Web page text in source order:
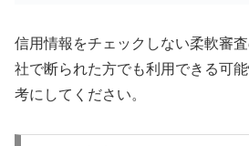
信用情報をチェックしない柔軟審
社で断られた方でも利用できる可
考にしてください。